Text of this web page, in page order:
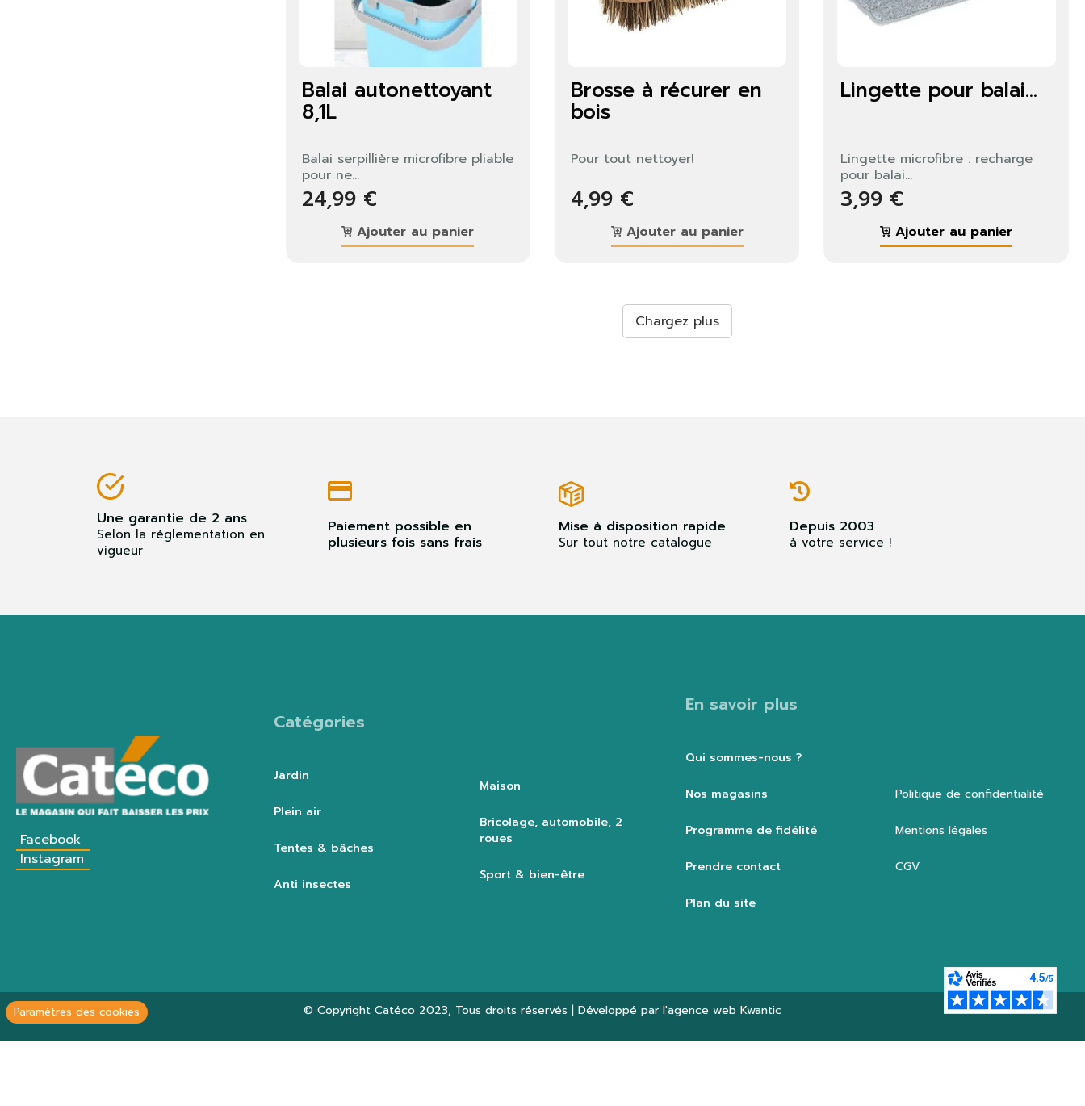
Balai autonettoyant
8,1L
Balai serpillière microfibre pliable
pour ne...
24,99 €
Ajouter au panier
Brosse à récurer en
bois
Pour tout nettoyer!
4,99 €
Ajouter au panier
Lingette pour balai...
Lingette microfibre : recharge
pour balai...
3,99 €
Ajouter au panier
Chargez plus
Une garantie de 2 ans
Selon la réglementation en
vigueur
Paiement possible en
plusieurs fois sans frais
Mise à disposition rapide
Sur tout notre catalogue
Depuis 2003
à votre service !
Facebook
Instagram
Catégories
Jardin
Plein air
Tentes & bâches
Anti insectes
Maison
Bricolage, automobile, 2
roues
Sport & bien-être
En savoir plus
Qui sommes-nous ?
Nos magasins
Programme de fidélité
Prendre contact
Plan du site
Politique de confidentialité
Mentions légales
CGV
© Copyright Catéco 2023, Tous droits réservés | Développé par l'agence web Kwantic
Paramètres des cookies